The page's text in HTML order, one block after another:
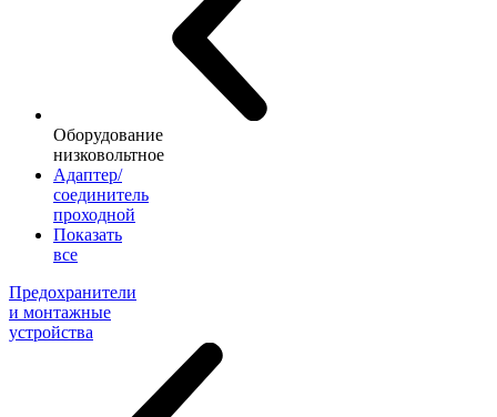
Оборудование
низковольтное
Адаптер/
соединитель
проходной
Показать
все
Предохранители
и монтажные
устройства